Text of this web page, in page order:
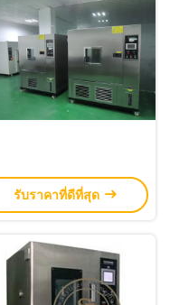
รับราคาที่ดีที่สุด